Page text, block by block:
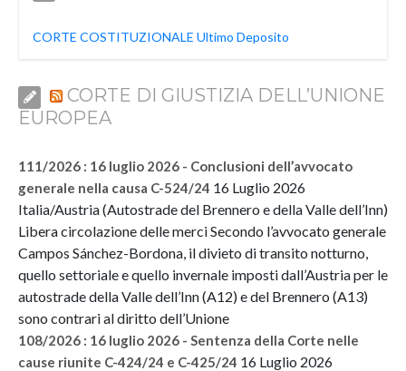
CORTE COSTITUZIONALE Ultimo Deposito
CORTE DI GIUSTIZIA DELL’UNIONE
EUROPEA
111/2026 : 16 luglio 2026 - Conclusioni dell’avvocato
generale nella causa C-524/24 16 Luglio 2026
Italia/Austria (Autostrade del Brennero e della Valle dell’Inn)
Libera circolazione delle merci Secondo l’avvocato generale
Campos Sánchez-Bordona, il divieto di transito notturno,
quello settoriale e quello invernale imposti dall’Austria per le
autostrade della Valle dell’Inn (A12) e del Brennero (A13)
sono contrari al diritto dell’Unione
108/2026 : 16 luglio 2026 - Sentenza della Corte nelle
cause riunite C-424/24 e C-425/24 16 Luglio 2026